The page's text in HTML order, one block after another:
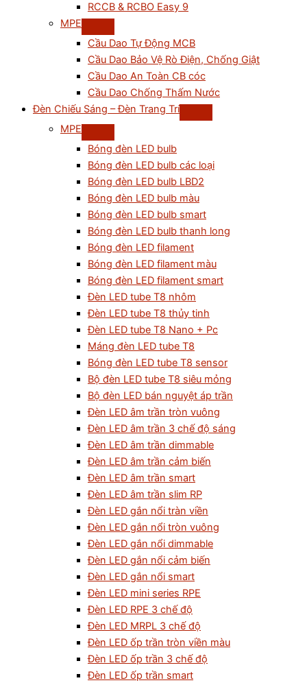
RCCB & RCBO Easy 9
MPE
Cầu Dao Tự Động MCB
Cầu Dao Bảo Vệ Rò Điện, Chống Giật
Cầu Dao An Toàn CB cóc
Cầu Dao Chống Thấm Nước
Đèn Chiếu Sáng – Đèn Trang Trí
MPE
Bóng đèn LED bulb
Bóng đèn LED bulb các loại
Bóng đèn LED bulb LBD2
Bóng đèn LED bulb màu
Bóng đèn LED bulb smart
Bóng đèn LED bulb thanh long
Bóng đèn LED filament
Bóng đèn LED filament màu
Bóng đèn LED filament smart
Đèn LED tube T8 nhôm
Đèn LED tube T8 thủy tinh
Đèn LED tube T8 Nano + Pc
Máng đèn LED tube T8
Bóng đèn LED tube T8 sensor
Bộ đèn LED tube T8 siêu mỏng
Bộ đèn LED bán nguyệt áp trần
Đèn LED âm trần tròn vuông
Đèn LED âm trần 3 chế độ sáng
Đèn LED âm trần dimmable
Đèn LED âm trần cảm biến
Đèn LED âm trần smart
Đèn LED âm trần slim RP
Đèn LED gắn nổi tràn viền
Đèn LED gắn nổi tròn vuông
Đèn LED gắn nổi dimmable
Đèn LED gắn nổi cảm biến
Đèn LED gắn nổi smart
Đèn LED mini series RPE
Đèn LED RPE 3 chế độ
Đèn LED MRPL 3 chế độ
Đèn LED ốp trần tròn viền màu
Đèn LED ốp trần 3 chế độ
Đèn LED ốp trần smart